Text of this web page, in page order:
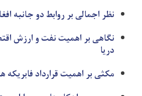
نظر اجمالی بر روابط دو جانبه
نگاهی بر اهمیت نفت و ارزش
دریا
مکثی بر اهمیت قرارداد